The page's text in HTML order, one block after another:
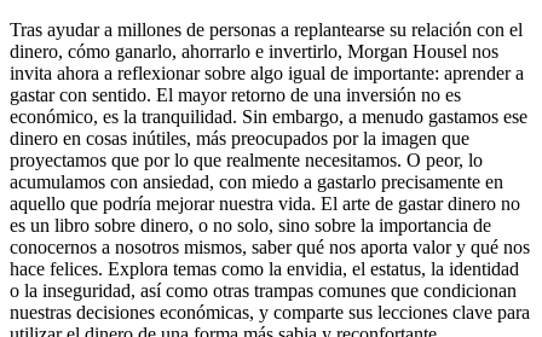
Tras ayudar a millones de personas a replantearse su relación con el
dinero, cómo ganarlo, ahorrarlo e invertirlo, Morgan Housel nos
invita ahora a reflexionar sobre algo igual de importante: aprender a
gastar con sentido. El mayor retorno de una inversión no es
económico, es la tranquilidad. Sin embargo, a menudo gastamos ese
dinero en cosas inútiles, más preocupados por la imagen que
proyectamos que por lo que realmente necesitamos. O peor, lo
acumulamos con ansiedad, con miedo a gastarlo precisamente en
aquello que podría mejorar nuestra vida. El arte de gastar dinero no
es un libro sobre dinero, o no solo, sino sobre la importancia de
conocernos a nosotros mismos, saber qué nos aporta valor y qué nos
hace felices. Explora temas como la envidia, el estatus, la identidad
o la inseguridad, así como otras trampas comunes que condicionan
nuestras decisiones económicas, y comparte sus lecciones clave para